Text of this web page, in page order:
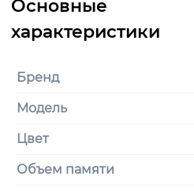
Бренд
Модель
Цвет
Объем памяти